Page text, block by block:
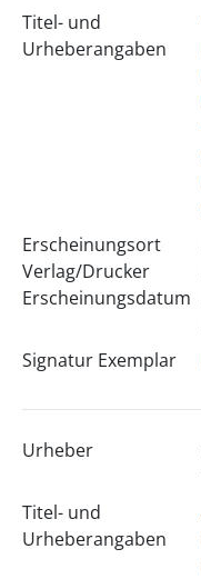
Titel- und
Urheberangaben
Erscheinungsort
Verlag/Drucker
Erscheinungsdatum
Signatur Exemplar
Urheber
Titel- und
Urheberangaben